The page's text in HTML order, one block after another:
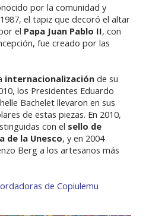
por la comunidad y
el tapiz que decoró el altar
el Papa Juan Pablo II, con
fue creado por las
internacionalización de su
los Presidentes Eduardo
Bachelet llevaron en sus
de estas piezas. En 2010,
con el sello de
de la Unesco, y en 2004
Berg a los artesanos más
de Copiulemu